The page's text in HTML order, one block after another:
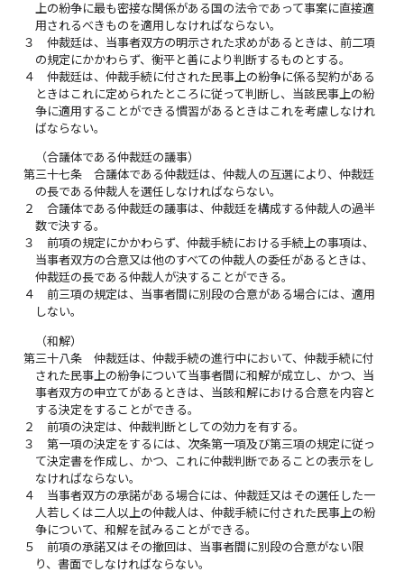
上の紛争に最も密接な関係がある国の法令であって事案に直接適
用されるべきものを適用しなければならない。
３
仲裁廷は、当事者双方の明示された求めがあるときは、前二項
の規定にかかわらず、衡平と善により判断するものとする。
４
仲裁廷は、仲裁手続に付された民事上の紛争に係る契約がある
ときはこれに定められたところに従って判断し、当該民事上の紛
争に適用することができる慣習があるときはこれを考慮しなけれ
ばならない。
（合議体である仲裁廷の議事）
第三十七条
合議体である仲裁廷は、仲裁人の互選により、仲裁廷
の長である仲裁人を選任しなければならない。
２
合議体である仲裁廷の議事は、仲裁廷を構成する仲裁人の過半
数で決する。
３
前項の規定にかかわらず、仲裁手続における手続上の事項は、
当事者双方の合意又は他のすべての仲裁人の委任があるときは、
仲裁廷の長である仲裁人が決することができる。
４
前三項の規定は、当事者間に別段の合意がある場合には、適用
しない。
（和解）
第三十八条
仲裁廷は、仲裁手続の進行中において、仲裁手続に付
された民事上の紛争について当事者間に和解が成立し、かつ、当
事者双方の申立てがあるときは、当該和解における合意を内容と
する決定をすることができる。
２
前項の決定は、仲裁判断としての効力を有する。
３
第一項の決定をするには、次条第一項及び第三項の規定に従っ
て決定書を作成し、かつ、これに仲裁判断であることの表示をし
なければならない。
４
当事者双方の承諾がある場合には、仲裁廷又はその選任した一
人若しくは二人以上の仲裁人は、仲裁手続に付された民事上の紛
争について、和解を試みることができる。
５
前項の承諾又はその撤回は、当事者間に別段の合意がない限
り、書面でしなければならない。